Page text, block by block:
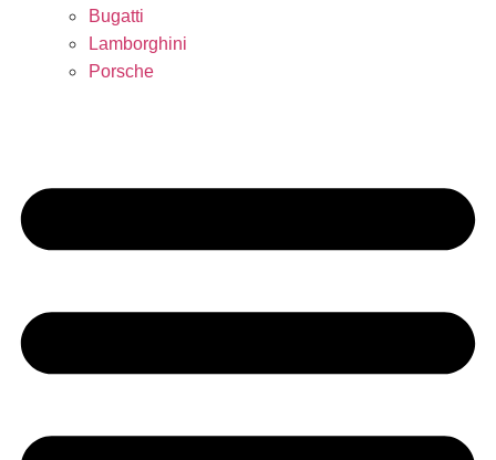
Bugatti
Lamborghini
Porsche